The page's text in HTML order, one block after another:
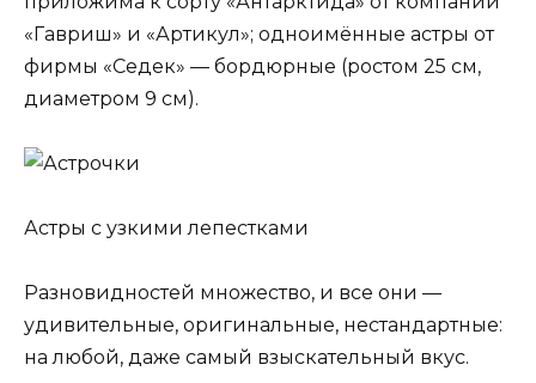
«Гавриш» и «Артикул»; одноимённые астры от
фирмы «Седек» — бордюрные (ростом 25 см,
диаметром 9 см).
Астры с узкими лепестками
Разновидностей множество, и все они —
удивительные, оригинальные, нестандартные:
на любой, даже самый взыскательный вкус.